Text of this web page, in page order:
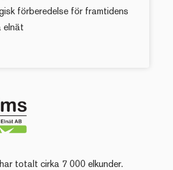
förberedelse för framtidens
elnät
totalt cirka 7 000 elkunder.